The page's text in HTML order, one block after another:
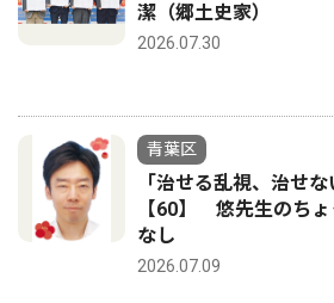
潔（郷土史家）
2026.07.30
青葉区
「治せる乱視、治せ
【60】 悠先生のち
なし
2026.07.09